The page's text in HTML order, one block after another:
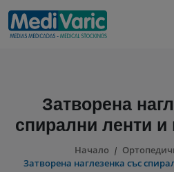
Затворена
спирални ленти
Начало
Затворена наглезенка със